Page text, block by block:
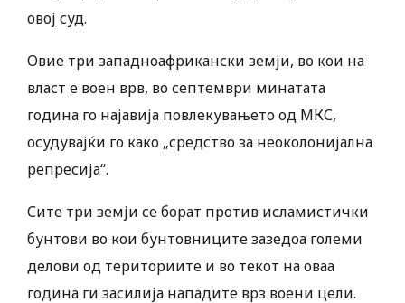
овој суд.
Овие три западноафрикански земји, во кои на
власт е воен врв, во септември минатата
година го најавија повлекувањето од МКС,
осудувајќи го како „средство за неоколонијална
репресија“.
Сите три земји се борат против исламистички
бунтови во кои бунтовниците зазедоа големи
делови од териториите и во текот на оваа
година ги засилија нападите врз воени цели.